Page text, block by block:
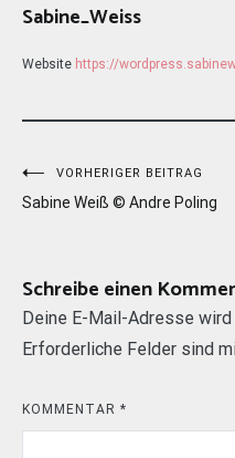
Sabine_Weiss
Website https://
Beitragsnavigation
VORHERIGER BEITRAG
Sabine Weiß © Andre Poling
Schreibe einen
Deine E-Mail-Adresse
Erforderliche Felder sind
KOMMENTAR *